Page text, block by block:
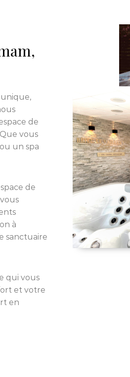
de
vous
un spa
de
à
sanctuaire
qui vous
et votre
en